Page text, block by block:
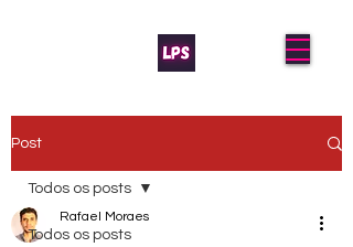
Post
Todos os posts
Todos os posts
Rafael Moraes